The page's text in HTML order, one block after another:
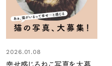
2026.01.08